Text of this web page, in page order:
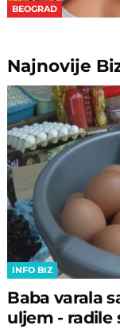
BEOGRAD
Najnovije
INFO BIZ
Baba varala
uljem - radile